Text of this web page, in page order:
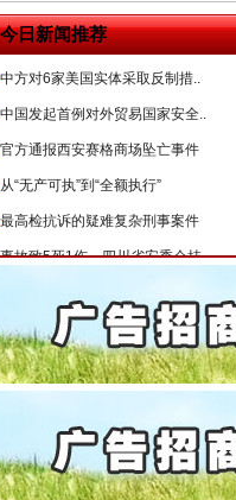
今日新闻推荐
四川省公安厅征集新型黑恶违法..
中方对6家美国实体采取反制措..
中国发起首例对外贸易国家安全..
官方通报西安赛格商场坠亡事件
从“无产可执”到“全额执行”
最高检抗诉的疑难复杂刑事案件
事故致5死1伤，四川省安委会挂..
近期涉私家车群死群伤事故多发..
半生相守，一别两宽：这场老年..
一纸欠条伤亲情 巡回调解促和..
26万保费，离婚时为何要分走一..
传销头目出狱后办书院暴力管教..
四川省公安厅征集新型黑恶违法..